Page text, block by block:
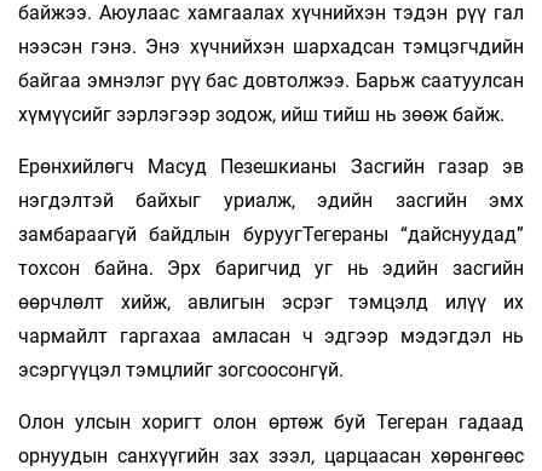
байжээ. Аюулаас хам­гаа­лах хүчнийхэн тэдэн рүү гал
нээсэн гэнэ. Энэ хүчнийхэн шархадсан тэмцэгчдийн
байгаа эм­нэлэг рүү бас довтолжээ. Барьж саатуулсан
хү­мүү­сийг зэрлэгээр зодож, ийш тийш нь зөөж байж.
Ерөнхийлөгч Масуд Пезешкианы Засгийн газар эв
нэгдэлтэй байхыг уриалж, эдийн засгийн эмх
замбараагүй байдлын буруугТегераны “дайснуудад”
тохсон байна. Эрх баригчид уг нь эдийн засгийн
өөрчлөлт хийж, авлигын эсрэг тэмцэлд илүү их
чармайлт гаргахаа амласан ч эдгээр мэдэгдэл нь
эсэргүүцэл тэмцлийг зогсоосонгүй.
Олон улсын хоригт олон өртөж буй Тегеран гадаад
орнуудын санхүүгийн зах зээл, царцаасан хөрөнгөөс